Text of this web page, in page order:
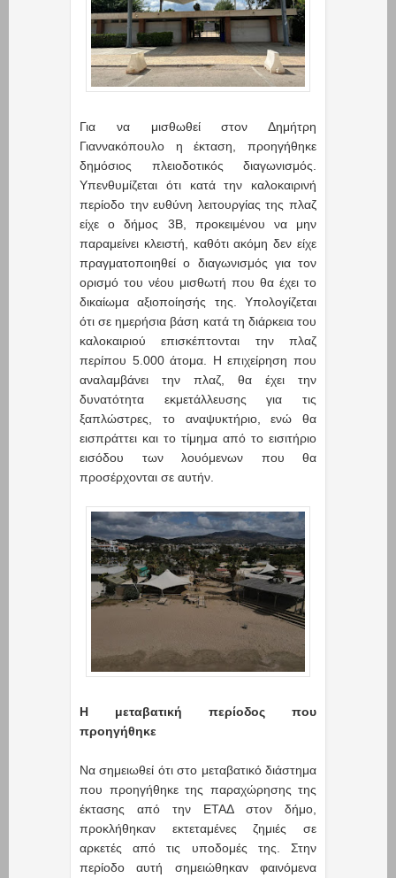
Για να μισθωθεί στον Δημήτρη
Γιαννακόπουλο η έκταση, προηγήθηκε
δημόσιος πλειοδοτικός διαγωνισμός.
Υπενθυμίζεται ότι κατά την καλοκαιρινή
περίοδο την ευθύνη λειτουργίας της πλαζ
είχε ο δήμος 3Β, προκειμένου να μην
παραμείνει κλειστή, καθότι ακόμη δεν είχε
πραγματοποιηθεί ο διαγωνισμός για τον
ορισμό του νέου μισθωτή που θα έχει το
δικαίωμα αξιοποίησής της. Υπολογίζεται
ότι σε ημερήσια βάση κατά τη διάρκεια του
καλοκαιριού επισκέπτονται την πλαζ
περίπου 5.000 άτομα. Η επιχείρηση που
αναλαμβάνει την πλαζ, θα έχει την
δυνατότητα εκμετάλλευσης για τις
ξαπλώστρες, το αναψυκτήριο, ενώ θα
εισπράττει και το τίμημα από το εισιτήριο
εισόδου των λουόμενων που θα
προσέρχονται σε αυτήν.
Η μεταβατική περίοδος που
προηγήθηκε
Να σημειωθεί ότι στο μεταβατικό διάστημα
που προηγήθηκε της παραχώρησης της
έκτασης από την ΕΤΑΔ στον δήμο,
προκλήθηκαν εκτεταμένες ζημιές σε
αρκετές από τις υποδομές της. Στην
περίοδο αυτή σημειώθηκαν φαινόμενα